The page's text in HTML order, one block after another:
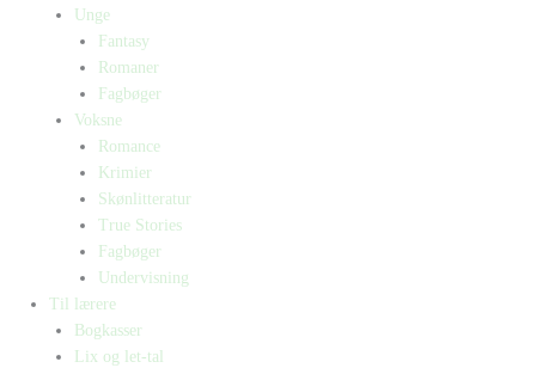
Unge
Fantasy
Romaner
Fagbøger
Voksne
Romance
Krimier
Skønlitteratur
True Stories
Fagbøger
Undervisning
Til lærere
Bogkasser
Lix og let-tal